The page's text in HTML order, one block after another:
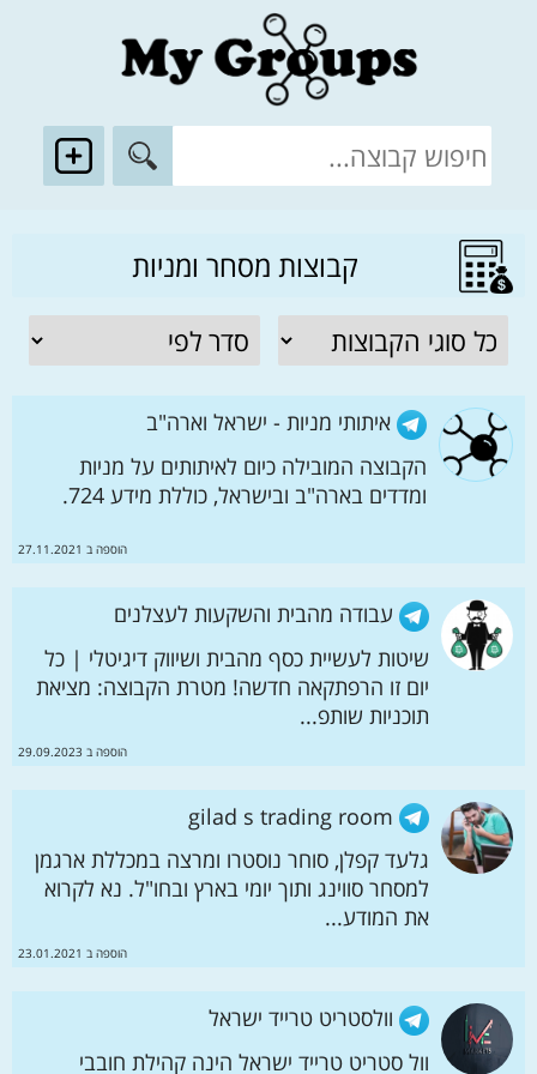
קבוצות מסחר ומניות
איתותי מניות - ישראל וארה"ב
הקבוצה המובילה כיום לאיתותים על מניות
ומדדים בארה"ב ובישראל, כוללת מידע 724.
הוספה ב 27.11.2021
עבודה מהבית והשקעות לעצלנים
שיטות לעשיית כסף מהבית ושיווק דיגיטלי | כל
יום זו הרפתקאה חדשה! מטרת הקבוצה: מציאת
תוכניות שותפ...
הוספה ב 29.09.2023
gilad s trading room
גלעד קפלן, סוחר נוסטרו ומרצה במכללת ארגמן
למסחר סווינג ותוך יומי בארץ ובחו"ל. נא לקרוא
את המודע...
הוספה ב 23.01.2021
וולסטריט טרייד ישראל
וול סטריט טרייד ישראל הינה קהילת חובבי